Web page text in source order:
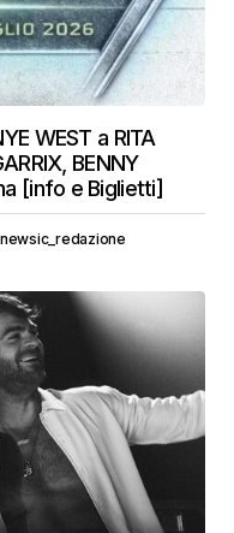
WEST a RITA
BENNY
[info e Biglietti]
newsic_redazione